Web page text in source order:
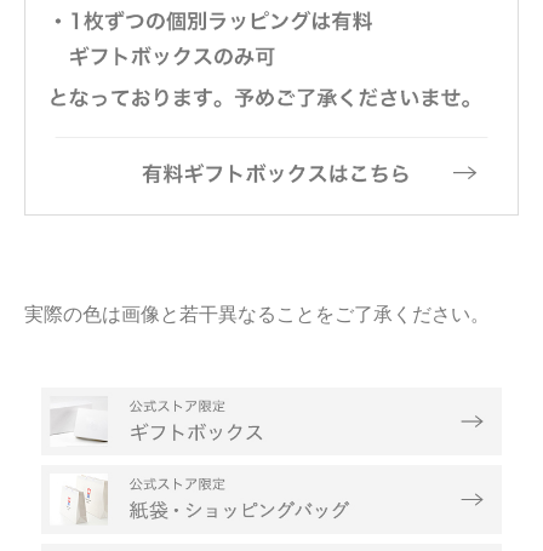
実際の色は画像と若干異なることをご了承ください。